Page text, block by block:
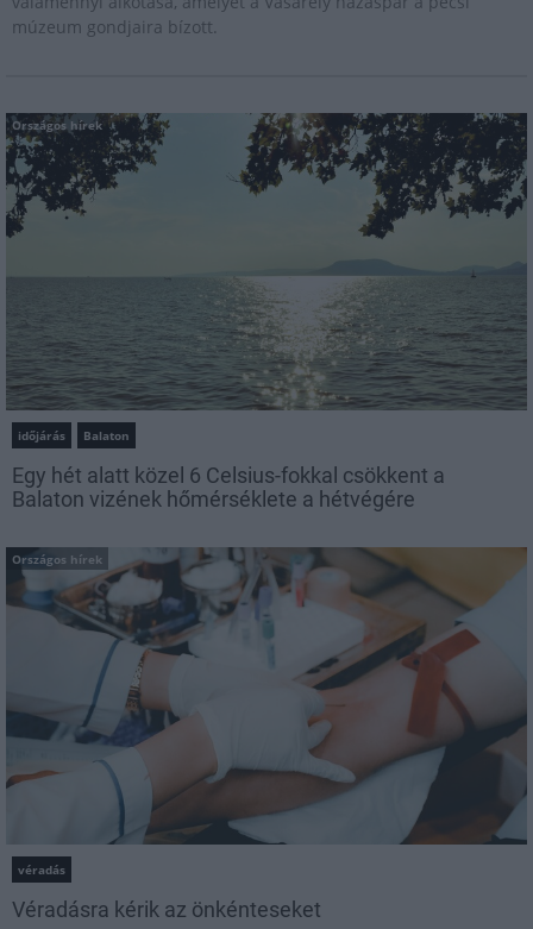
múzeum gondjaira bízott.
Országos hírek
időjárás Balaton
Egy hét alatt közel 6 Celsius-fokkal csökkent a
Balaton vizének hőmérséklete a hétvégére
Országos hírek
véradás
Véradásra kérik az önkénteseket